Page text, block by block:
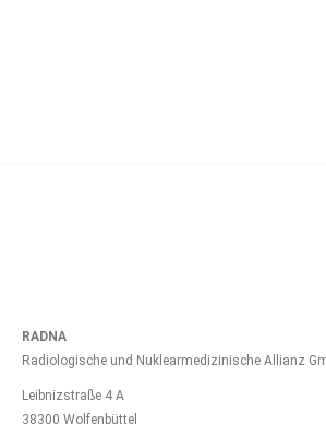
RADNA
Radiologische und Nuklearmedizinische Allianz
Leibnizstraße 4 A
38300 Wolfenbüttel